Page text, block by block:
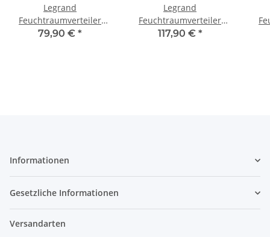
Legrand
Feuchtraumverteiler
Aufputz 1 x 12 TE
79,90 € *
Legrand
Feuchtraumverteiler
Aufputz 1 x 18 TE
117,90 € *
Informationen
Gesetzliche Informationen
Versandarten